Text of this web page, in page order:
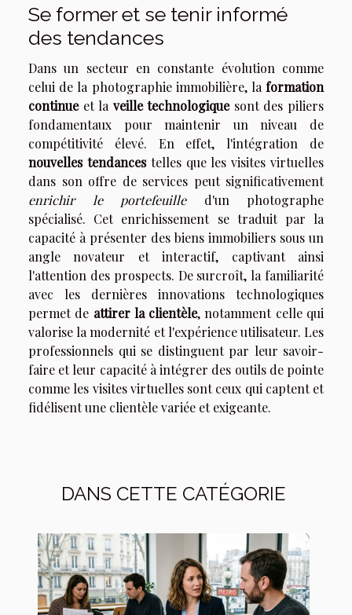
Se former et se tenir informé
des tendances
Dans un secteur en constante évolution comme
celui de la photographie immobilière, la formation
continueet la veille technologiquesont des piliers
fondamentaux pour maintenir un niveau de
compétitivité élevé. En effet, l'intégration de
nouvelles tendancestelles que les visites virtuelles
dans son offre de services peut significativement
enrichir le portefeuilled'un photographe
spécialisé. Cet enrichissement se traduit par la
capacité à présenter des biens immobiliers sous un
angle novateur et interactif, captivant ainsi
l'attention des prospects. De surcroît, la familiarité
avec les dernières innovations technologiques
permet de attirer la clientèle, notamment celle qui
valorise la modernité et l'expérience utilisateur. Les
professionnels qui se distinguent par leur savoir-
faire et leur capacité à intégrer des outils de pointe
comme les visites virtuelles sont ceux qui captent et
fidélisent une clientèle variée et exigeante.
DANS CETTE CATÉGORIE